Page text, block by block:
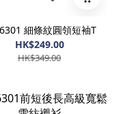
細條紋圓領短袖T
HK$249.00
HK$349.00